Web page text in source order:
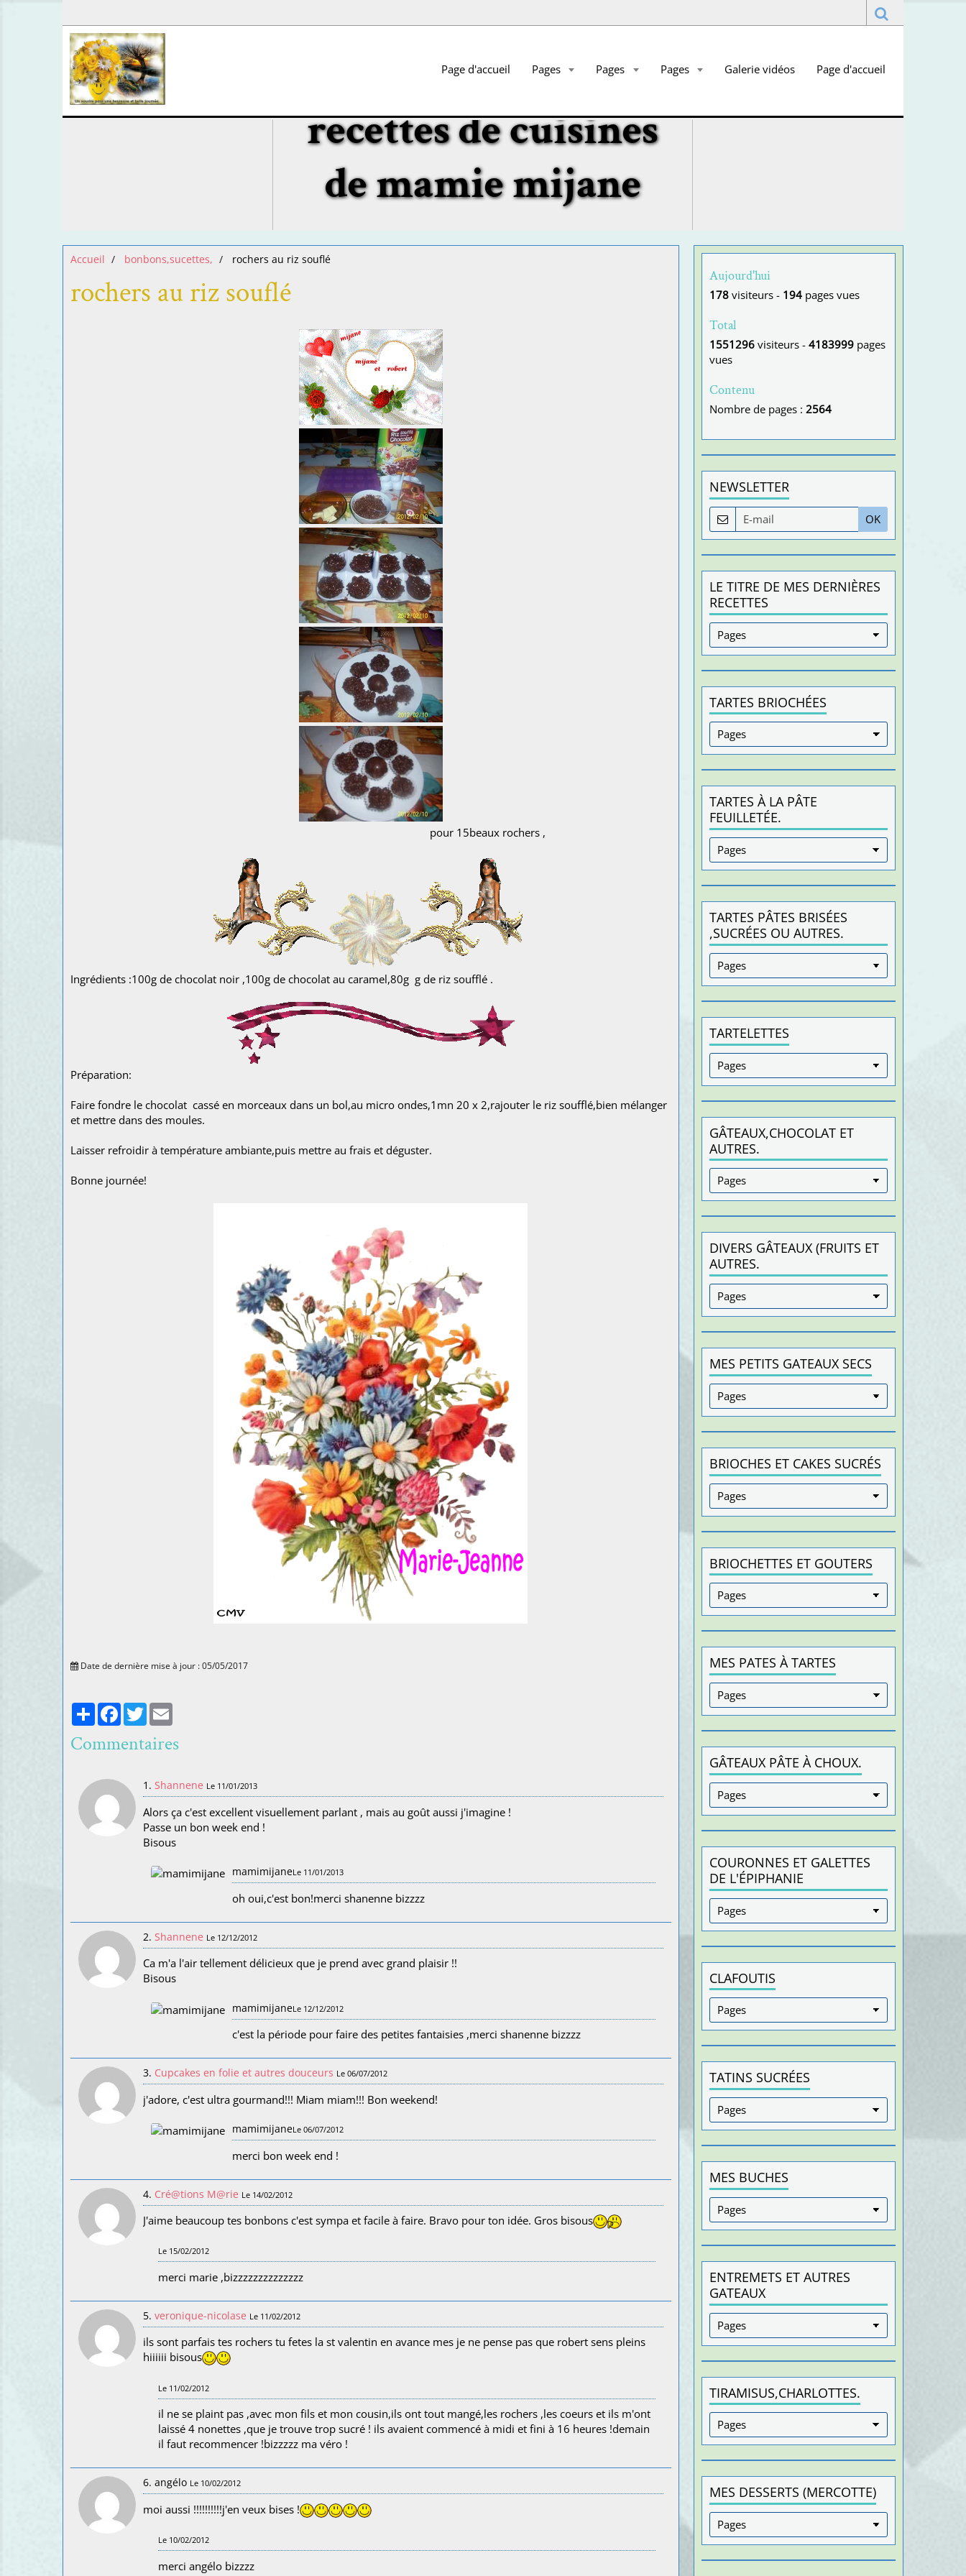
Page d'accueil Pages Pages Pages Galerie vidéos Page d'accueil
recettes de cuisines
de mamie mijane
Accueil bonbons,sucettes, rochers au riz souflé
rochers au riz souflé
pour 15beaux rochers ,
Ingrédients :100g de chocolat noir ,100g de chocolat au caramel,80g g de riz soufflé .
Préparation:
Faire fondre le chocolat cassé en morceaux dans un bol,au micro ondes,1mn 20 x 2,rajouter le riz soufflé,bien mélanger
et mettre dans des moules.
Laisser refroidir à température ambiante,puis mettre au frais et déguster.
Bonne journée!
Date de dernière mise à jour : 05/05/2017
PartagerFacebook
Twitter
Commentaires
1. Shannene Le 11/01/2013
Alors ça c'est excellent visuellement parlant , mais au goût aussi j'imagine !
Passe un bon week end !
Bisous
mamimijaneLe 11/01/2013
oh oui,c'est bon!merci shanenne bizzzz
2. Shannene Le 12/12/2012
Ca m'a l'air tellement délicieux que je prend avec grand plaisir !!
Bisous
mamimijaneLe 12/12/2012
c'est la période pour faire des petites fantaisies ,merci shanenne bizzzz
3. Cupcakes en folie et autres douceurs Le 06/07/2012
j'adore, c'est ultra gourmand!!! Miam miam!!! Bon weekend!
mamimijaneLe 06/07/2012
merci bon week end !
4. Cré@tions M@rie Le 14/02/2012
J'aime beaucoup tes bonbons c'est sympa et facile à faire. Bravo pour ton idée. Gros bisous
Le 15/02/2012
merci marie ,bizzzzzzzzzzzzzz
5. veronique-nicolase Le 11/02/2012
ils sont parfais tes rochers tu fetes la st valentin en avance mes je ne pense pas que robert sens pleins
hiiiiii bisous
Le 11/02/2012
il ne se plaint pas ,avec mon fils et mon cousin,ils ont tout mangé,les rochers ,les coeurs et ils m'ont
laissé 4 nonettes ,que je trouve trop sucré ! ils avaient commencé à midi et fini à 16 heures !demain
il faut recommencer !bizzzzz ma véro !
6. angélo Le 10/02/2012
moi aussi !!!!!!!!!!j'en veux bises !
Le 10/02/2012
merci angélo bizzzz
Aujourd'hui
178visiteurs - 194pages vues
Total
1551296visiteurs - 4183999pages
vues
Contenu
Nombre de pages : 2564
NEWSLETTER
OK
LE TITRE DE MES DERNIÈRES
RECETTES
TARTES BRIOCHÉES
TARTES À LA PÂTE
FEUILLETÉE.
TARTES PÂTES BRISÉES
,SUCRÉES OU AUTRES.
TARTELETTES
GÂTEAUX,CHOCOLAT ET
AUTRES.
DIVERS GÂTEAUX (FRUITS ET
AUTRES.
MES PETITS GATEAUX SECS
BRIOCHES ET CAKES SUCRÉS
BRIOCHETTES ET GOUTERS
MES PATES À TARTES
GÂTEAUX PÂTE À CHOUX.
COURONNES ET GALETTES
DE L'ÉPIPHANIE
CLAFOUTIS
TATINS SUCRÉES
MES BUCHES
ENTREMETS ET AUTRES
GATEAUX
TIRAMISUS,CHARLOTTES.
MES DESSERTS (MERCOTTE)